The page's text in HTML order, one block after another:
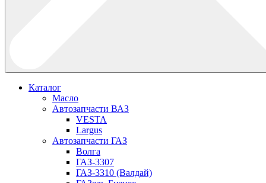
Каталог
Масло
Автозапчасти ВАЗ
VESTA
Largus
Автозапчасти ГАЗ
Волга
ГАЗ-3307
ГАЗ-3310 (Валдай)